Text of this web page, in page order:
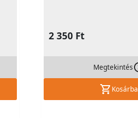
2 350 Ft
Megtekintés
Kosárba